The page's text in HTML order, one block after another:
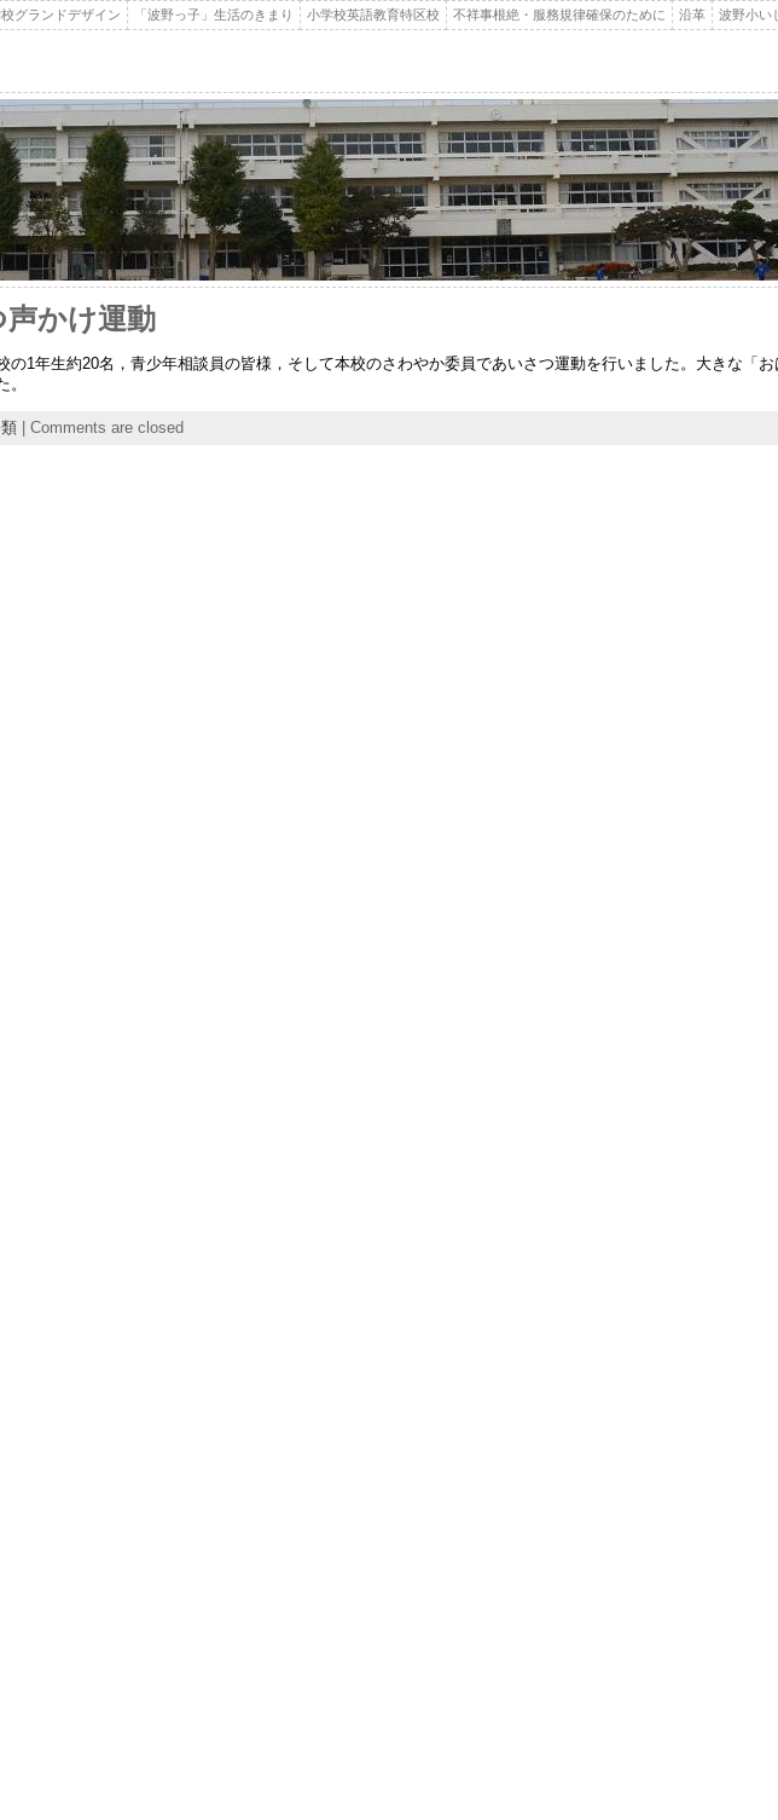
グランドデザイン 「波野っ子」生活のきまり 小学校英語教育特区校 不祥事根絶・服務規律確保のために 沿革 波野小い
かけ運動
の1年生約20名，青少年相談員の皆様，そして本校のさわやか委員であいさつ運動を行いました。大きな「
| Comments are closed